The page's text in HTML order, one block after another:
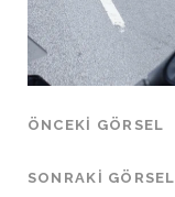
ÖNCEKI GÖRSEL
SONRAKI GÖRSEL